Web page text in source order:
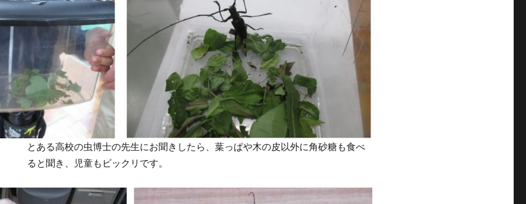
とある高校の虫博士の先生にお聞きしたら、葉っぱや木の皮以外に角砂糖も食べ
ると聞き、児童もビックリです。